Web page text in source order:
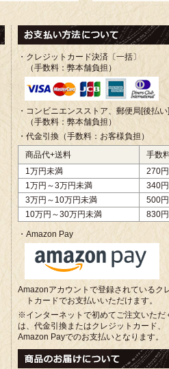
・クレジットカード決済〔一括〕
（手数料：弊本舗負担）
・コンビニエンスストア、郵便局[後払い]
（手数料：弊本舗負担）
・代金引換（手数料：お客様負担）
商品代+送料
手数
1万円未満
270円
1万円～3万円未満
340円
3万円～10万円未満
500円
10万円～30万円未満
830円
・Amazon Pay
Amazonアカウントで登録されているク
トカードでお支払いいただけます。
※インターネットで初めてご注文いただ
は、代金引換またはクレジットカード、
Amazon Payでのお支払いとなります。